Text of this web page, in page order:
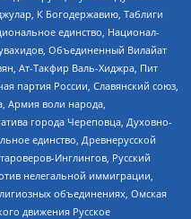
К Богодержавию, Таблиги
единство, Национал-
Объединенный Вилайат
Ат-Такфир Валь-Хиджра, Пит
партия России, Славянский союз,
Армия воли народа,
города Череповца, Духовно-
единство, Древнерусской
Инглингов, Русский
нелегальной иммиграции,
объединениях, Омская
движения Русское